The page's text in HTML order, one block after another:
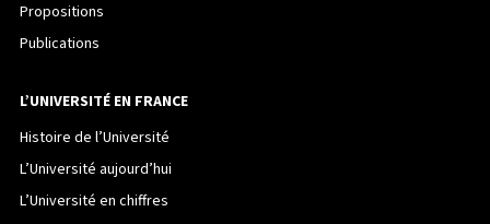
Propositions
Publications
L’UNIVERSITÉ EN FRANCE
Histoire de l’Université
L’Université aujourd’hui
L’Université en chiffres